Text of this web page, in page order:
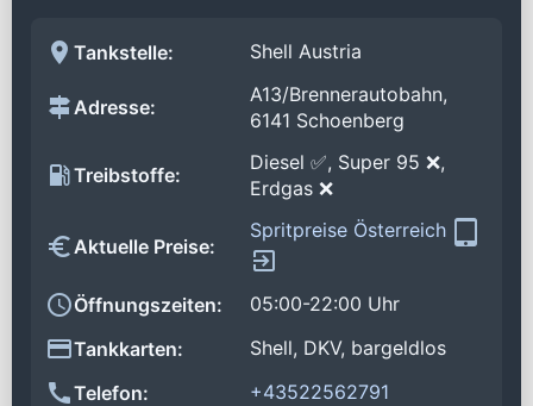
Tankstelle: Shell Austria
Adresse:
A13/Brennerautobahn,
6141 Schoenberg
Treibstoffe:
Diesel ✅, Super 95 ❌,
Erdgas ❌
Aktuelle Preise:
Spritpreise Österreich
Öffnungszeiten:
05:00-22:00 Uhr
Tankkarten:
Shell, DKV, bargeldlos
Telefon:
+43522562791